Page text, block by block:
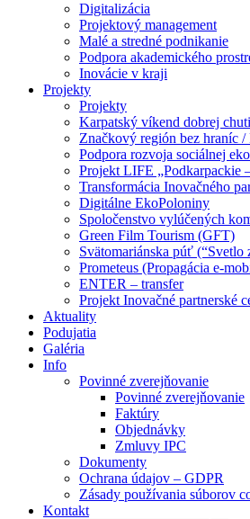
Digitalizácia
Projektový management
Malé a stredné podnikanie
Podpora akademického
Inovácie v kraji
Projekty
Projekty
Karpatský víkend dobrej
Značkový región bez hraníc
Podpora rozvoja sociálnej
Projekt LIFE „Podkarpackie
Transformácia Inovačného
Digitálne EkoPoloniny
Spoločenstvo vylúčených
Green Film Tourism (GFT)
Svätomariánska púť (“Svetlo
Prometeus (Propagácia e-
ENTER – transfer
Projekt Inovačné partnerské
Aktuality
Podujatia
Galéria
Info
Povinné zverejňovanie
Povinné zverejňovanie
Faktúry
Objednávky
Zmluvy IPC
Dokumenty
Ochrana údajov – GDPR
Zásady používania súborov
Kontakt